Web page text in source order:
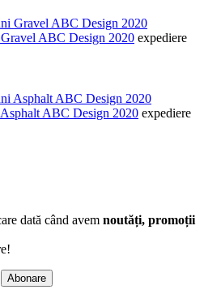
ABC Design 2020 expediere
ABC Design 2020 expediere
dată când avem noutăți, promoții
Abonare